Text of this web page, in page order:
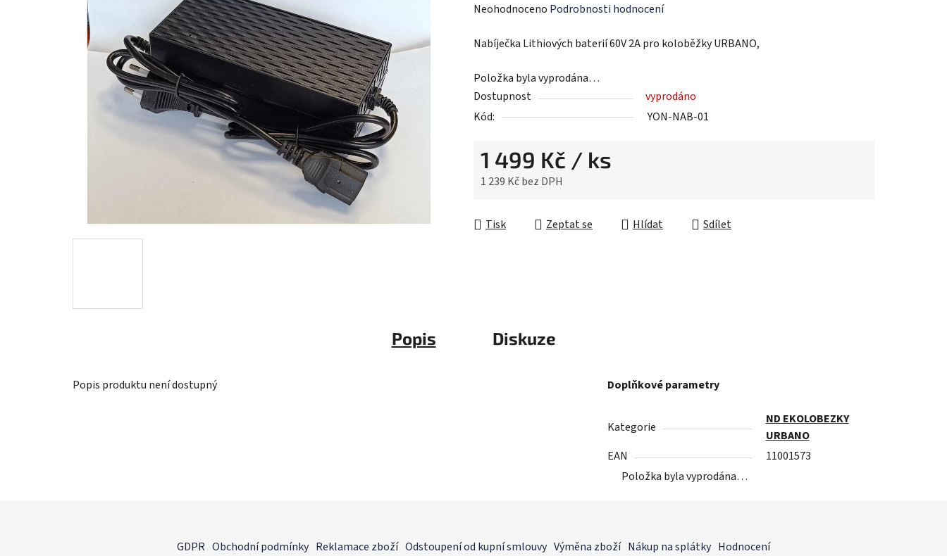
Průměrné
produktu
0,0
z
5
Neohodnoceno Podrobnosti hodnocení
Nabíječka Lithiových baterií 60V 2A pro koloběžky URBANO,
Položka byla vyprodána…
Dostupnost
vyprodáno
Kód:
YON-NAB-01
1 499 Kč / ks
1 239 Kč bez DPH
Tisk
Zeptat se Hlídat Sdílet
Popis Diskuze
Popis produktu není dostupný Doplňkové parametry
Kategorie
ND EKOLOBEZKY
URBANO
EAN
11001573
Položka byla vyprodána…
GDPR Obchodní podmínky Reklamace zboží Odstoupení od kupní smlouvy Výměna zboží Nákup na splátky Hodnocení